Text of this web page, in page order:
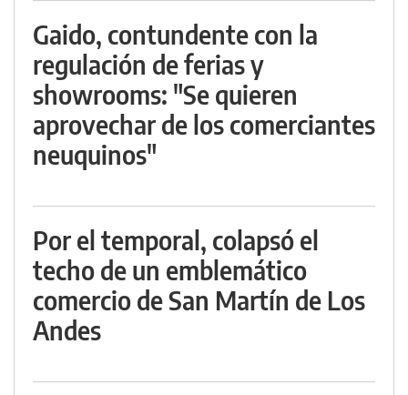
Gaido, contundente con la
regulación de ferias y
showrooms: "Se quieren
aprovechar de los comerciantes
neuquinos"
Por el temporal, colapsó el
techo de un emblemático
comercio de San Martín de Los
Andes